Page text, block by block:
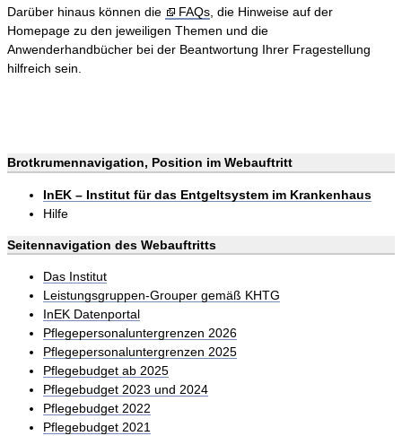
Darüber hinaus können die FAQs, die Hinweise auf der
Homepage zu den jeweiligen Themen und die
Anwenderhandbücher bei der Beantwortung Ihrer Fragestellung
hilfreich sein.
Brotkrumennavigation, Position im Webauftritt
InEK – Institut für das Entgeltsystem im Krankenhaus
Hilfe
Seitennavigation des Webauftritts
Das Institut
Leistungsgruppen-Grouper gemäß KHTG
InEK Datenportal
Pflegepersonaluntergrenzen 2026
Pflegepersonaluntergrenzen 2025
Pflegebudget ab 2025
Pflegebudget 2023 und 2024
Pflegebudget 2022
Pflegebudget 2021